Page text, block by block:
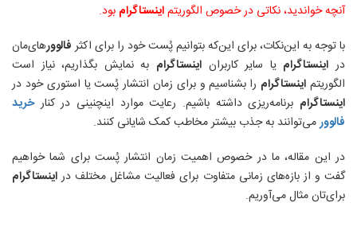
آنچه خواندید، نکاتی در خصوص الگوریتماینستاگرام بود.
با توجه به این‌نکات، برای این‌که بتوانیم پُست خود را برای اکثرفالوورهای‌مان
در اینستاگرام یا سایر کاربران اینستاگرام به نمایش بگذاریم، نیاز است
الگوریتم اینستاگرام را بشناسیم و برای زمان انتشار پُست یا استوری خود در
اینستاگرام برنامه‌ریزی داشته باشیم. رعایت موارد اینچنینی در کنارخرید
فالوورمی‌توانند به جذب بیشتر مخاطب کمک شایانی کنند.
در این مقاله، ما در خصوص اهمیت زمان انتشار پُست برای شما خواهیم
گفت و از بازه‌های زمانی متفاوت برای فعالیت مشاغل مختلف دراینستاگرام
برای‌تان مثال می‌آوریم.